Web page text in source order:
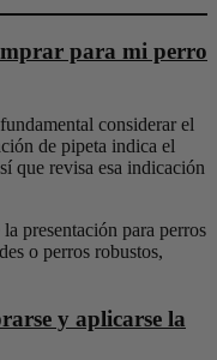
para mi perro
considerar el
de pipeta indica el
que revisa esa indicación
presentación para perros
o perros robustos,
y aplicarse la